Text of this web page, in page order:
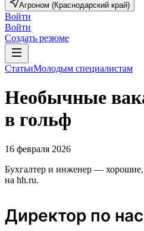
Агроном (Краснодарский край)
Войти
Войти
Создать резюме
СтатьиМолодым специалистам
Необычные
в гольф
16 февраля 2026
Бухгалтер и инженер —
на hh.ru.
Директор по